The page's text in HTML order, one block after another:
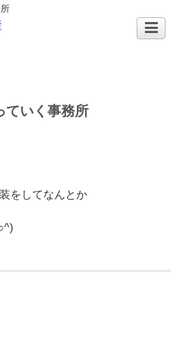
ていく事務所
をしてなんとか